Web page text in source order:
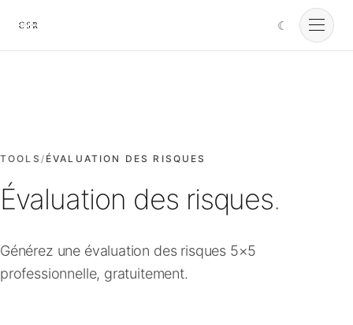
Cursorio
☾
Cursorio Manager
Tools
Insights
TOOLS / ÉVALUATION DES RISQUES
Évaluation des risques.
Générez une évaluation des risques 5×5
professionnelle, gratuitement.